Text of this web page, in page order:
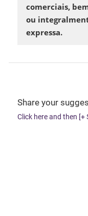
comerciais,
ou
expressa.
Share your
Click here and then [+